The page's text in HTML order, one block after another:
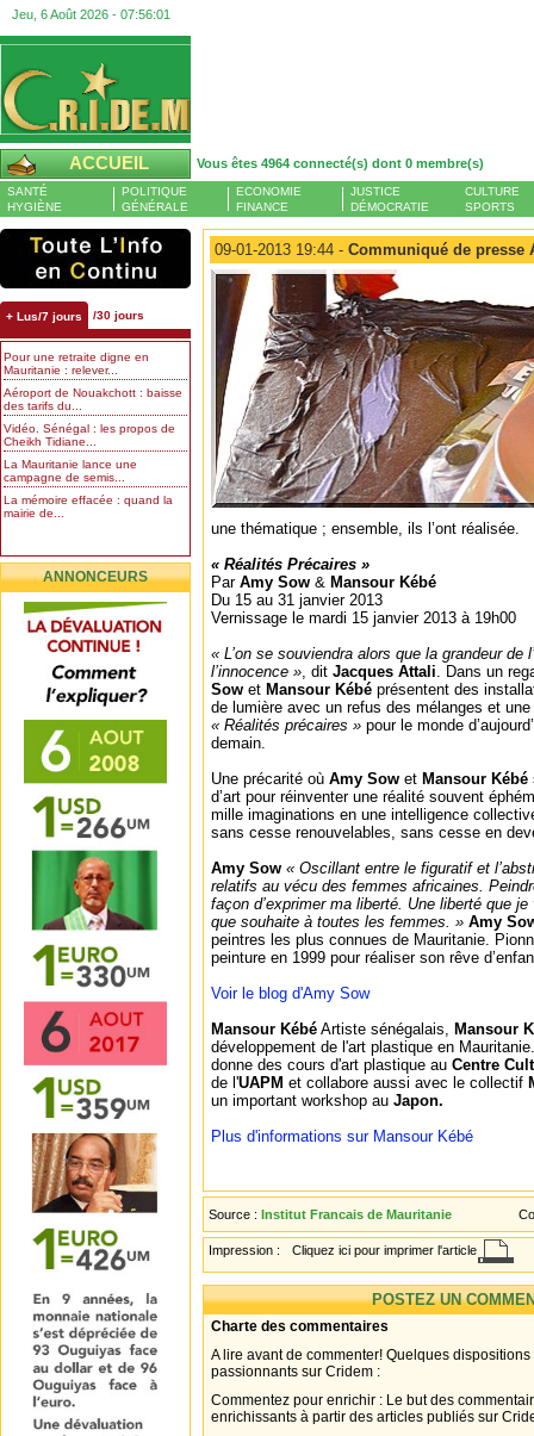
Jeu, 6 Août 2026 - 07:56:02
ACCUEIL Vous êtes 4964 connecté(s) dont 0 membre(s)
SANTÉ
HYGIÈNE
POLITIQUE
GÉNÉRALE
ECONOMIE
FINANCE
JUSTICE
DÉMOCRATIE
CULTURE
SPORTS
+ Lus/7 jours /30 jours
Pour une retraite digne en
Mauritanie : relever...
Aéroport de Nouakchott : baisse
des tarifs du...
Vidéo. Sénégal : les propos de
Cheikh Tidiane...
La Mauritanie lance une
campagne de semis...
La mémoire effacée : quand la
mairie de...
ANNONCEURS
09-01-2013 19:44 - Communiqué de presse
une thématique ; ensemble, ils l’ont réalisée.
« Réalités Précaires »
ParAmy Sow & Mansour Kébé
Du 15 au 31 janvier 2013
Vernissage le mardi 15 janvier 2013 à 19h00
« L’on se souviendra alors que la grandeur de
l’innocence », dit Jacques Attali. Dans un
Sow et Mansour Kébé présentent des
de lumière avec un refus des mélanges et
« Réalités précaires » pour le monde
demain.
Une précarité où Amy Sow et Mansour Kébé
d’art pour réinventer une réalité souvent
mille imaginations en une intelligence
sans cesse renouvelables, sans cesse en
Amy Sow « Oscillant entre le figuratif et
relatifs au vécu des femmes africaines.
façon d’exprimer ma liberté. Une liberté que
que souhaite à toutes les femmes. » Amy
peintres les plus connues de Mauritanie.
peinture en 1999 pour réaliser son rêve
Voir le blog d'Amy Sow
Mansour Kébé Artiste sénégalais, Mansour
développement de l'art plastique en
donne des cours d'art plastique au Centre
de l'UAPM et collabore aussi avec le collectif
un important workshop au Japon.
Plus d'informations sur Mansour Kébé
Source : Institut Francais de Mauritanie
Impression : Cliquez ici pour imprimer l'article
POSTEZ UN
Charte des commentaires
A lire avant de commenter! Quelques
passionnants sur Cridem :
Commentez pour enrichir : Le but des
enrichissants à partir des articles publiés sur